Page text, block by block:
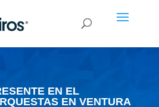
EN EL
EN VENTURA